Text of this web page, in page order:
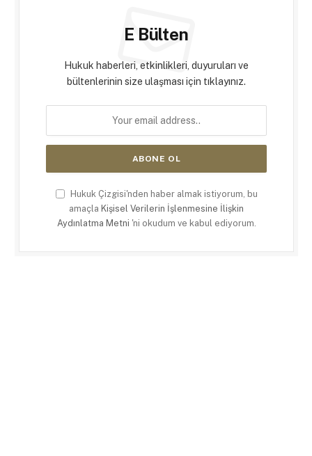
E Bülten
Hukuk haberleri, etkinlikleri, duyuruları ve
bültenlerinin size ulaşması için tıklayınız.
Hukuk Çizgisi'nden haber almak istiyorum, bu
amaçla Kişisel Verilerin İşlenmesine İlişkin
Aydınlatma Metni 'ni okudum ve kabul ediyorum.